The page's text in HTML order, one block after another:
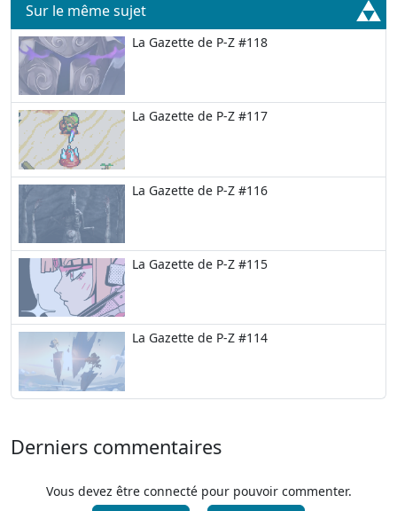
Sur le même sujet
La Gazette de P-Z #118
La Gazette de P-Z #117
La Gazette de P-Z #116
La Gazette de P-Z #115
La Gazette de P-Z #114
Derniers commentaires
Vous devez être connecté pour pouvoir commenter.